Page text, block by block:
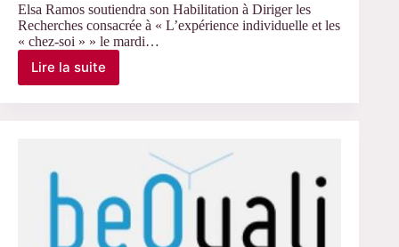
Enquêtes
et
travaux
en
cours
Elsa Ramos soutiendra son Habilitation à Diriger les
Recherches consacrée à « L’expérience individuelle et les
« chez-soi » » le mardi…
Lire la suite
18